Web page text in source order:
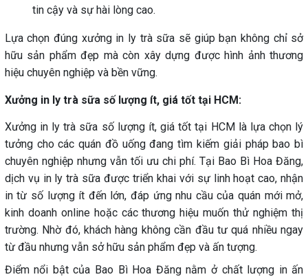
tin cậy và sự hài lòng cao.
Lựa chọn đúng xưởng in ly trà sữa sẽ giúp bạn không chỉ sở
hữu sản phẩm đẹp mà còn xây dựng được hình ảnh thương
hiệu chuyên nghiệp và bền vững.
Xưởng in ly trà sữa số lượng ít, giá tốt tại HCM:
Xưởng in ly trà sữa số lượng ít, giá tốt tại HCM là lựa chọn lý
tưởng cho các quán đồ uống đang tìm kiếm giải pháp bao bì
chuyên nghiệp nhưng vẫn tối ưu chi phí. Tại Bao Bì Hoa Đăng,
dịch vụ in ly trà sữa được triển khai với sự linh hoạt cao, nhận
in từ số lượng ít đến lớn, đáp ứng nhu cầu của quán mới mở,
kinh doanh online hoặc các thương hiệu muốn thử nghiệm thị
trường. Nhờ đó, khách hàng không cần đầu tư quá nhiều ngay
từ đầu nhưng vẫn sở hữu sản phẩm đẹp và ấn tượng.
Điểm nổi bật của Bao Bì Hoa Đăng nằm ở chất lượng in ấn